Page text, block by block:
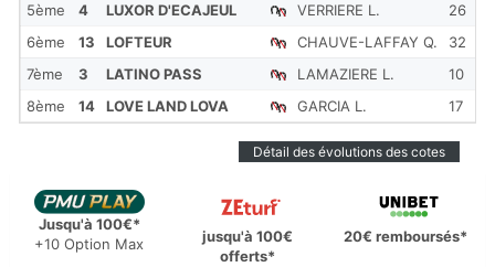
5ème
4 LUXOR D'ECAJEUL VERRIERE L. 26
6ème
13 LOFTEUR CHAUVE-LAFFAY Q. 32
7ème
3 LATINO PASS LAMAZIERE L. 10
8ème
14 LOVE LAND LOVA GARCIA L. 17
Détail des évolutions des cotes
Jusqu'à 100€*
+10 Option Max
jusqu'à 100€
offerts*
20€ remboursés*